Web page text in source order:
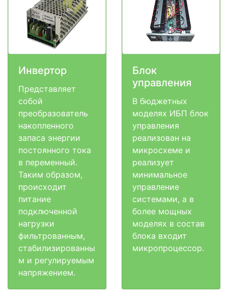
Инвертор
Представляет
собой
преобразователь
накопленного
запаса энергии
постоянного тока
в переменный.
Таким образом,
происходит
питание
подключенной
нагрузки
фильтрованным,
стабилизированны
м и регулируемым
напряжением.
Блок
управления
В бюджетных
моделях ИБП блок
управления
реализован на
микросхеме и
реализует
минимальное
управление
системами, а в
более мощных
моделях в состав
блока входит
микропроцессор.